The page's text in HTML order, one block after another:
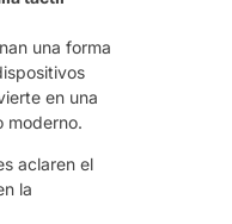
una forma
en una
moderno.
aclaren el
la